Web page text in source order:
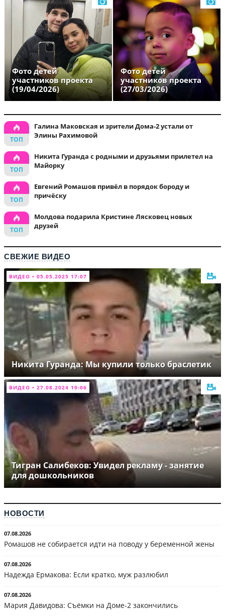
Фото детей
участников проекта
(19/04/2026)
Фото детей
участников проекта
(27/03/2026)
Галина Маковская и зрители Дома-2 устали от
Элины Рахимовой
Никита Гуранда с родными и друзьями прилетел на
Майорку
Евгений Ромашов привёл в порядок бороду и
причёску
Молдова подарила Кристине Лясковец новых
друзей
СВЕЖИЕ ВИДЕО
ВИДЕО • 05.05.2025 17:07
Никита Гуранда: Мы купили только браслетик
ВИДЕО • 27.08.2024 19:06
Тигран Салибеков: Увидел рекламу - занятие
для дошкольников
НОВОСТИ
07.08.2026
Ромашов не собирается идти на поводу у беременной жены
07.08.2026
Надежда Ермакова: Если кратко, муж разлюбил
07.08.2026
Мария Давидова: Съёмки на Доме-2 закончились